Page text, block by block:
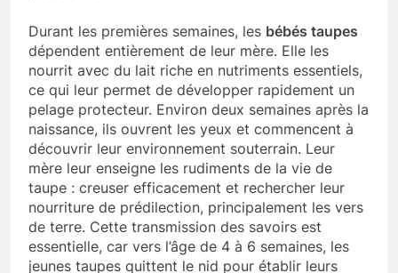
Durant les premières semaines, les bébés taupes
dépendent entièrement de leur mère. Elle les
nourrit avec du lait riche en nutriments essentiels,
ce qui leur permet de développer rapidement un
pelage protecteur. Environ deux semaines après la
naissance, ils ouvrent les yeux et commencent à
découvrir leur environnement souterrain. Leur
mère leur enseigne les rudiments de la vie de
taupe : creuser efficacement et rechercher leur
nourriture de prédilection, principalement les vers
de terre. Cette transmission des savoirs est
essentielle, car vers l’âge de 4 à 6 semaines, les
jeunes taupes quittent le nid pour établir leurs